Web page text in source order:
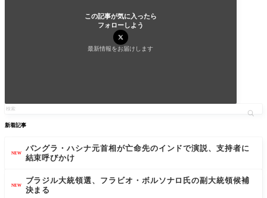
この記事が気に入ったら
フォローしよう
最新情報をお届けします
新着記事
NEW
バングラ・ハシナ元首相が亡命先のインドで演説、支持者に
結束呼びかけ
NEW
ブラジル大統領選、フラビオ・ボルソナロ氏の副大統領候補
決まる